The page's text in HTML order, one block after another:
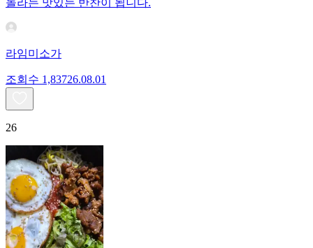
라임미소가
조회수 1,83726.08.01
26